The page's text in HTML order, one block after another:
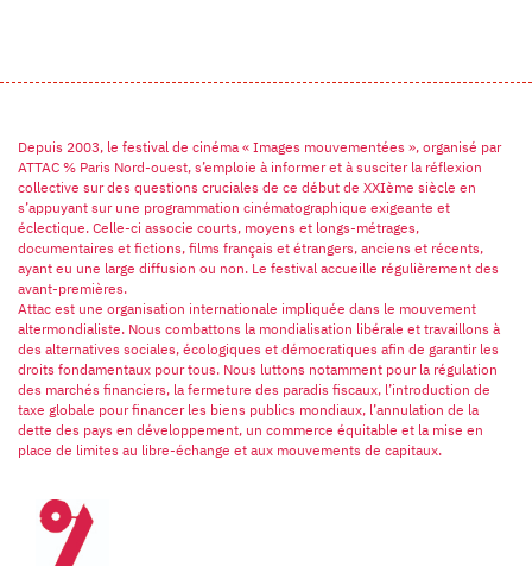
Depuis 2003, le festival de cinéma « Images mouvementées », organisé par
ATTAC % Paris Nord-ouest, s’emploie à informer et à susciter la réflexion
collective sur des questions cruciales de ce début de XXIème siècle en
s’appuyant sur une programmation cinématographique exigeante et
éclectique. Celle-ci associe courts, moyens et longs-métrages,
documentaires et fictions, films français et étrangers, anciens et récents,
ayant eu une large diffusion ou non. Le festival accueille régulièrement des
avant-premières.
Attac est une organisation internationale impliquée dans le mouvement
altermondialiste. Nous combattons la mondialisation libérale et travaillons à
des alternatives sociales, écologiques et démocratiques afin de garantir les
droits fondamentaux pour tous. Nous luttons notamment pour la régulation
des marchés financiers, la fermeture des paradis fiscaux, l’introduction de
taxe globale pour financer les biens publics mondiaux, l’annulation de la
dette des pays en développement, un commerce équitable et la mise en
place de limites au libre-échange et aux mouvements de capitaux.